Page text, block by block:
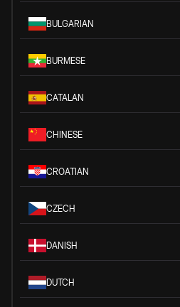
BULGARIAN
BURMESE
CATALAN
CHINESE
CROATIAN
CZECH
DANISH
DUTCH